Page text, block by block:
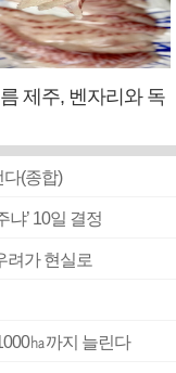
제주, 벤자리와 독
(종합)
냐’ 10일 결정
려가 현실로
㏊까지 늘린다